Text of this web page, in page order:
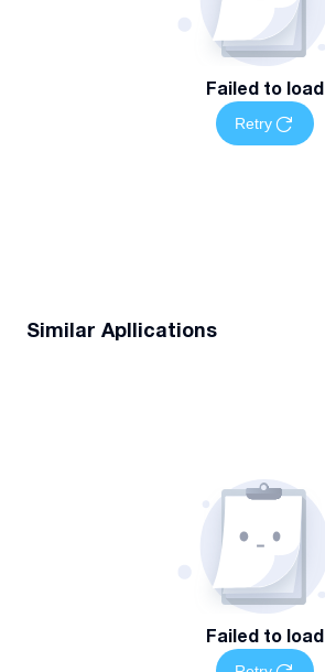
Failed to load
Retry
Similar Apllications
Failed to load